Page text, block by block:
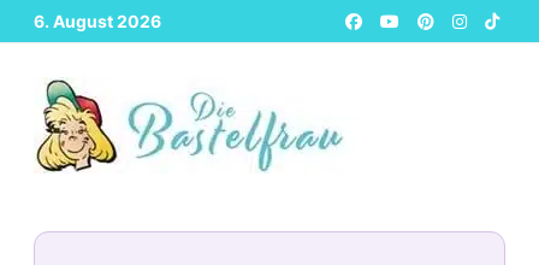
Zurück
zum
Inhalt
6. August 2026